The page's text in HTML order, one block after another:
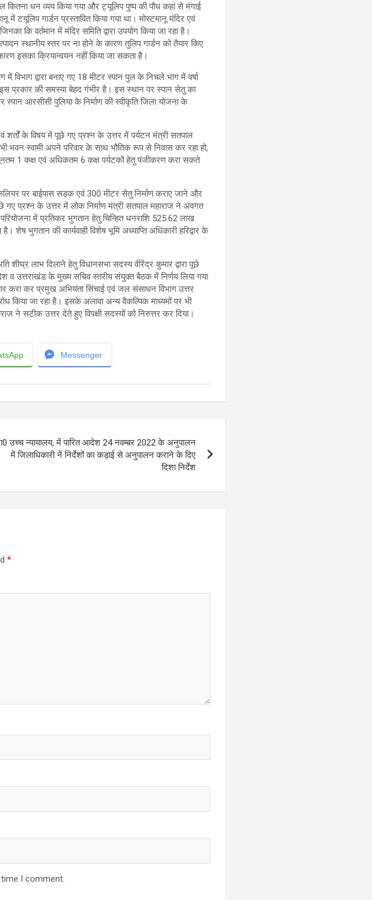
कितना धन व्यय किया गया और ट्यूलिप पुष्प की पौध कहां से मंगाई
टयूलिप गार्डन प्रस्तावित किया गया था। मोस्टमानू मंदिर एवं
कि वर्तमान में मंदिर समिति द्वारा उपयोग किया जा रहा है।
स्थानीय स्तर पर ना होने के कारण तुलिप गार्डन को तैयार किए
इसका क्रियान्वयन नहीं किया जा सकता है।
द्वारा बनाए गए 18 मीटर स्पान पुल के निचले भाग में वर्षा
प्रकार की समस्या बेहद गंभीर है। इस स्थान पर स्पान सेतु का
आरसीसी पुलिया के निर्माण की स्वीकृति जिला योजना के
के विषय में पूछे गए प्रश्न के उत्तर में पर्यटन मंत्री सतपाल
स्वामी अपने परिवार के साथ भौतिक रूप से निवास कर रहा हो,
1 कक्ष एवं अधिकतम 6 कक्ष पर्यटकों हेतु पंजीकरण करा सकते
पर बाईपास सड़क एवं 300 मीटर सेतु निर्माण कराए जाने और
प्रश्न के उत्तर में लोक निर्माण मंत्री सतपाल महाराज ने अवगत
में प्रतिकर भुगतान हेतु चिन्हित धनराशि 525.62 लाख
भुगतान की कार्यवाही विशेष भूमि अध्याप्ति अधिकारी हरिद्वार के
शीघ्र लाभ दिलाने हेतु विधानसभा सदस्य वीरेंद्र कुमार द्वारा पूछे
व उत्तराखंड के मुख्य सचिव स्तरीय संयुक्त बैठक में निर्णय लिया गया
करा कर प्रमुख अभियंता सिंचाई एवं जल संसाधन विभाग उत्तर
किया जा रहा है। इसके अलावा अन्य वैकल्पिक माध्यमों पर भी
ने सटीक उत्तर देते हुए विपक्षी सदस्यों को निरुत्तर कर दिया।
Messenger
उच्च न्यायालय, में पारित आदेश 24 नवम्बर 2022 के अनुपालन
में जिलाधिकारी नें निर्देशों का कड़ाई से अनुपालन कराने के दिए
दिशा निर्देश
*
I comment.